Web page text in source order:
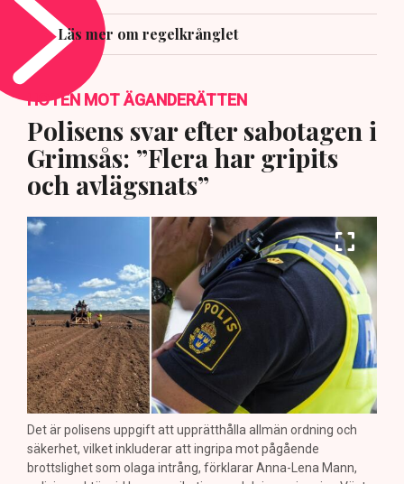
Läs mer om regelkrånglet
HOTEN MOT ÄGANDERÄTTEN
Polisens svar efter sabotagen i
Grimsås: ”Flera har gripits
och avlägsnats”
Det är polisens uppgift att upprätthålla allmän ordning och
säkerhet, vilket inkluderar att ingripa mot pågående
brottslighet som olaga intrång, förklarar Anna-Lena Mann,